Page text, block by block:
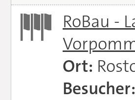
RoBau -
Ort:
Besucher: